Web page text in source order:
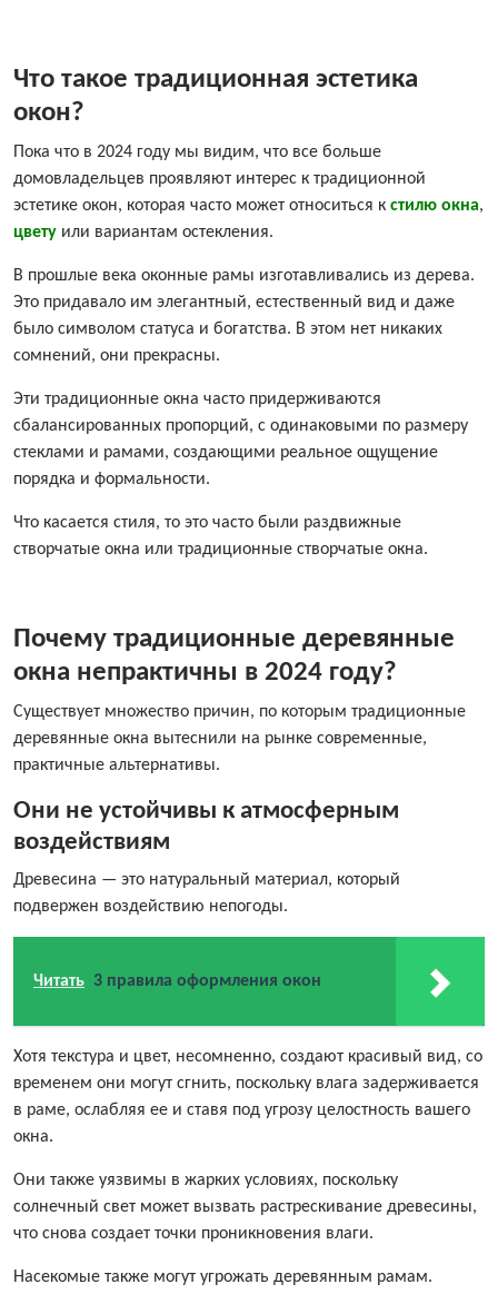
Что такое традиционная эстетика
окон?
Пока что в 2024 году мы видим, что все больше
домовладельцев проявляют интерес к традиционной
эстетике окон, которая часто может относиться к стилю окна,
цвету или вариантам остекления.
В прошлые века оконные рамы изготавливались из дерева.
Это придавало им элегантный, естественный вид и даже
было символом статуса и богатства. В этом нет никаких
сомнений, они прекрасны.
Эти традиционные окна часто придерживаются
сбалансированных пропорций, с одинаковыми по размеру
стеклами и рамами, создающими реальное ощущение
порядка и формальности.
Что касается стиля, то это часто были раздвижные
створчатые окна или традиционные створчатые окна.
Почему традиционные деревянные
окна непрактичны в 2024 году?
Существует множество причин, по которым традиционные
деревянные окна вытеснили на рынке современные,
практичные альтернативы.
Они не устойчивы к атмосферным
воздействиям
Древесина — это натуральный материал, который
подвержен воздействию непогоды.
Читать 3 правила оформления окон
Хотя текстура и цвет, несомненно, создают красивый вид, со
временем они могут сгнить, поскольку влага задерживается
в раме, ослабляя ее и ставя под угрозу целостность вашего
окна.
Они также уязвимы в жарких условиях, поскольку
солнечный свет может вызвать растрескивание древесины,
что снова создает точки проникновения влаги.
Насекомые также могут угрожать деревянным рамам.